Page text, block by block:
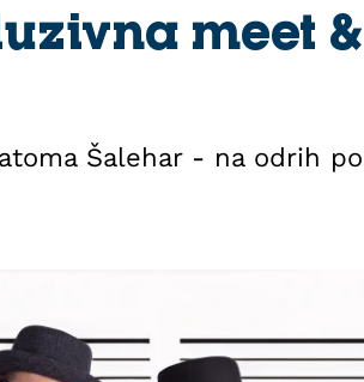
meet
Šalehar - na odrih